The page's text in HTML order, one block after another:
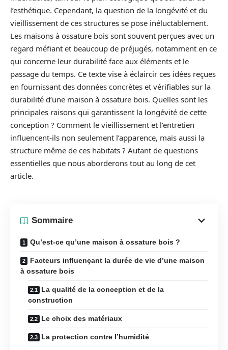
l’esthétique. Cependant, la question de la longévité et du
vieillissement de ces structures se pose inéluctablement.
Les maisons à ossature bois sont souvent perçues avec un
regard méfiant et beaucoup de préjugés, notamment en ce
qui concerne leur durabilité face aux éléments et le
passage du temps. Ce texte vise à éclaircir ces idées reçues
en fournissant des données concrètes et vérifiables sur la
durabilité d’une maison à ossature bois. Quelles sont les
principales raisons qui garantissent la longévité de cette
conception ? Comment le vieillissement et l’entretien
influencent-ils non seulement l’apparence, mais aussi la
structure même de ces habitats ? Autant de questions
essentielles que nous aborderons tout au long de cet
article.
Sommaire
Qu’est-ce qu’une maison à ossature bois ?
Facteurs influençant la durée de vie d’une maison
à ossature bois
La qualité de la conception et de la
construction
Le choix des matériaux
La protection contre l’humidité